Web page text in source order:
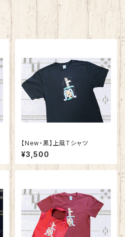
​【New・黒】上風Tシャツ
¥3,500